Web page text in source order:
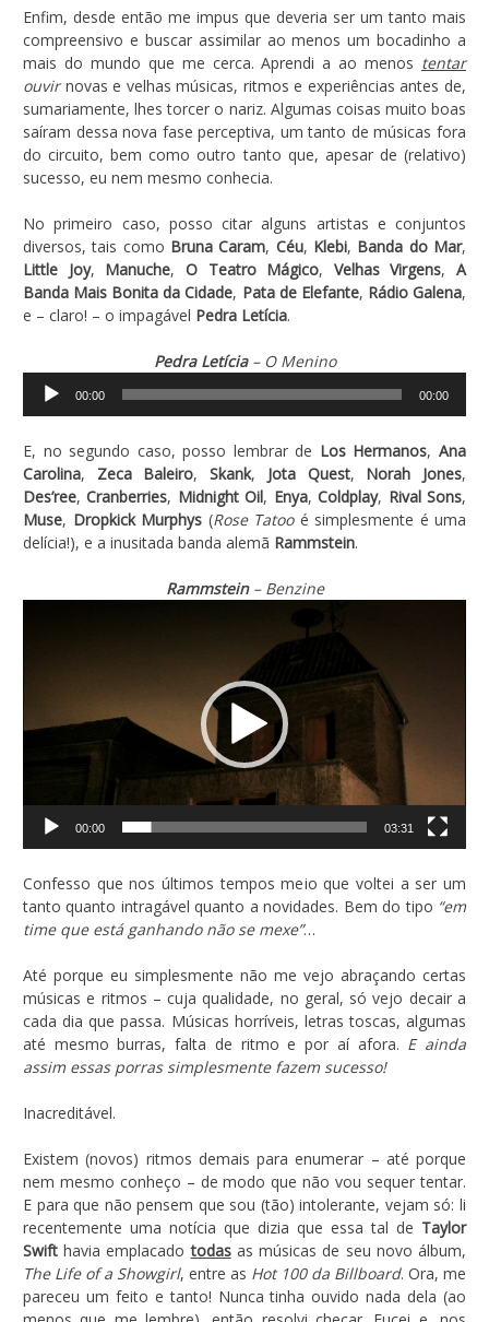
Enfim, desde então me impus que deveria ser um tanto mais
compreensivo e buscar assimilar ao menos um bocadinho a
mais do mundo que me cerca. Aprendi a ao menos tentar
ouvirnovas e velhas músicas, ritmos e experiências antes de,
sumariamente, lhes torcer o nariz. Algumas coisas muito boas
saíram dessa nova fase perceptiva, um tanto de músicas fora
do circuito, bem como outro tanto que, apesar de (relativo)
sucesso, eu nem mesmo conhecia.
No primeiro caso, posso citar alguns artistas e conjuntos
diversos, tais como Bruna Caram, Céu, Klebi, Banda do Mar,
Little Joy, Manuche, O Teatro Mágico, Velhas Virgens, A
Banda Mais Bonita da Cidade, Pata de Elefante, Rádio Galena,
e – claro! – o impagável Pedra Letícia.
Pedra Letícia– O Menino
de
00:00 00:00
E, no segundo caso, posso lembrar de Los Hermanos,Ana
Carolina, Zeca Baleiro,Skank, Jota Quest, Norah Jones,
Des’ree,Cranberries, Midnight Oil, Enya,Coldplay, Rival Sons,
Muse, Dropkick Murphys (Rose Tatooé simplesmente é uma
delícia!), e a inusitada banda alemã Rammstein.
Rammstein– Benzine
vídeo
00:00 03:31
Confesso que nos últimos tempos meio que voltei a ser um
tanto quanto intragável quanto a novidades. Bem do tipo “em
time que está ganhando não se mexe”…
Até porque eu simplesmente não me vejo abraçando certas
músicas e ritmos – cuja qualidade, no geral, só vejo decair a
cada dia que passa. Músicas horríveis, letras toscas, algumas
até mesmo burras, falta de ritmo e por aí afora. E ainda
assim essas porras simplesmente fazem sucesso!
Inacreditável.
Existem (novos) ritmos demais para enumerar – até porque
nem mesmo conheço – de modo que não vou sequer tentar.
E para que não pensem que sou (tão) intolerante, vejam só: li
recentemente uma notícia que dizia que essa tal de Taylor
Swift havia emplacadotodasas músicas de seu novo álbum,
The Life of a Showgirl, entre as Hot 100 da Billboard. Ora, me
pareceu um feito e tanto! Nunca tinha ouvido nada dela (ao